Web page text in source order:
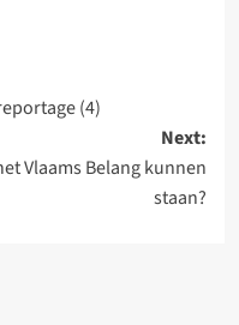
(4)
Next:
Vlaams Belang kunnen
staan?